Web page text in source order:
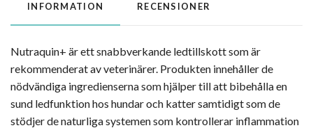
INFORMATION RECENSIONER
Nutraquin+ är ett snabbverkande ledtillskott som är
rekommenderat av veterinärer. Produkten innehåller de
nödvändiga ingredienserna som hjälper till att bibehålla en
sund ledfunktion hos hundar och katter samtidigt som de
stödjer de naturliga systemen som kontrollerar inflammation